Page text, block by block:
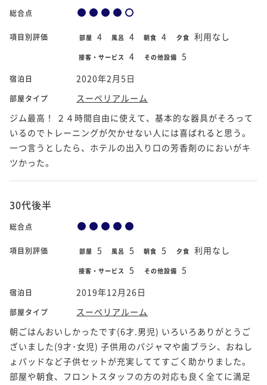
総合点
項目別評価 部屋 4 風呂 4 朝食 4 夕食 利用なし
接客・サービス 4 その他設備 5
宿泊日 2020年2月5日
部屋タイプ
スーペリアルーム
ジム最高！ ２４時間自由に使えて、基本的な器具がそろって
いるのでトレーニングが欠かせない人には喜ばれると思う。
一つ言うとしたら、ホテルの出入り口の芳香剤のにおいがキ
ツかった。
30代後半
総合点
項目別評価 部屋 5 風呂 5 朝食 5 夕食 利用なし
接客・サービス 5 その他設備 5
宿泊日 2019年12月26日
部屋タイプ
スーペリアルーム
朝ごはんおいしかったです(6才.男児) いろいろありがとうご
ざいました(9才･女児) 子供用のパジャマや歯ブラシ、おねし
ょパッドなど子供セットが充実しててすごく助かりました。
部屋や朝食、フロントスタッフの方の対応も良く全てに満足